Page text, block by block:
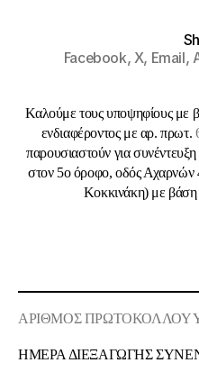
Facebook,X, Email,
Καλούμε τους υποψηφίους
ενδιαφέροντος με αρ. πρωτ.
παρουσιαστούν για
στον 5ο όροφο, οδός Αχαρνών
Κοκκινάκη) με βάση
ΑΡΙΘΜΟΣ ΠΡΩΤΟΚΟΛΛΟΥ
ΗΜΕΡΑ ΔΙΕΞΑΓΩΓΗΣ